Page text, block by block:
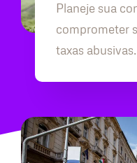
Planeje sua
comprometer
taxas abusivas.